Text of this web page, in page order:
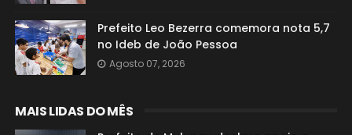
Prefeito Leo Bezerra comemora nota 5,7
no Ideb de João Pessoa
Agosto 07, 2026
MAIS LIDAS DO MÊS